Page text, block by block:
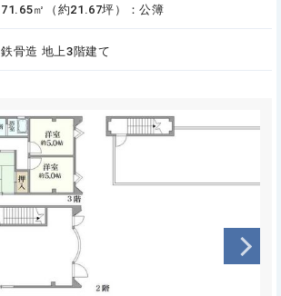
71.65㎡（約21.67坪）：公簿
鉄骨造 地上3階建て